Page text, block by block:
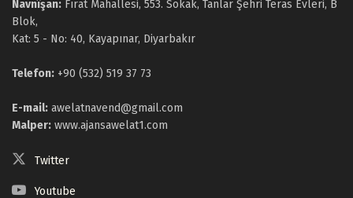
Navnîşan: Fırat Mahallesi, 553. Sokak, Tanlar Şehri Teras Evleri, B
Blok,
Kat: 5 - No: 40, Kayapınar, Diyarbakır
Telefon: +90 (532) 519 37 73
E-mail: awelatnavend@gmail.com
Malper: www.ajansawelat1.com
Twitter
Youtube